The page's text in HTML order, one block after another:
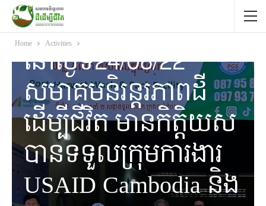
Home Activities
ACTIVITIES
នៅថ្ងៃទី24/08/22
សមាគមនិរន្តរភាពដី
ដើម្បីជីវិត មានកិត្តិយស
បានទទួលក្រុមការងារ
USAID Cambodia និង